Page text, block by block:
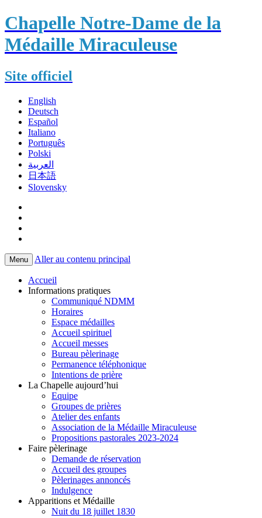
Chapelle Notre-Dame de la
Médaille Miraculeuse
Site officiel
English
Deutsch
Español
Italiano
Português
Polski
العربية
日本語
Slovensky
Menu Aller au contenu principal
Accueil
Informations pratiques
Communiqué NDMM
Horaires
Espace médailles
Accueil spirituel
Accueil messes
Bureau pèlerinage
Permanence téléphonique
Intentions de prière
La Chapelle aujourd’hui
Equipe
Groupes de prières
Atelier des enfants
Association de la Médaille Miraculeuse
Propositions pastorales 2023-2024
Faire pèlerinage
Demande de réservation
Accueil des groupes
Pèlerinages annoncés
Indulgence
Apparitions et Médaille
Nuit du 18 juillet 1830